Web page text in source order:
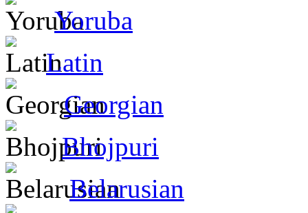
Yoruba
Latin
Georgian
Bhojpuri
Belarusian